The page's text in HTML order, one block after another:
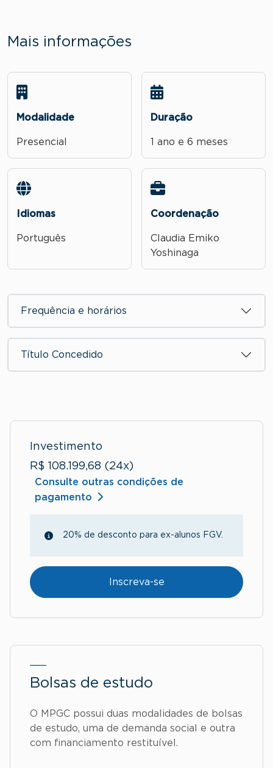
Mais informações
Modalidade
Presencial
Duração
1 ano e 6 meses
Idiomas
Português
Coordenação
Claudia Emiko
Yoshinaga
Frequência e horários
Título Concedido
Investimento
R$ 108.199,68 (24x)
Consulte outras condições de
pagamento
20% de desconto para ex-alunos FGV.
Inscreva-se
Bolsas de estudo
O MPGC possui duas modalidades de bolsas
de estudo, uma de demanda social e outra
com financiamento restituível.